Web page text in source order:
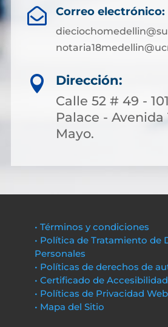
 Correo electrónico:

Dirección:
Calle 52 # 49 -
Palace - Avenida
Mayo.
• Términos y condiciones
• Política de Tratamiento de
Personales
• Políticas de derechos de
• Certificado de Accesibilidad
• Políticas de Privacidad Web
• Mapa del Sitio